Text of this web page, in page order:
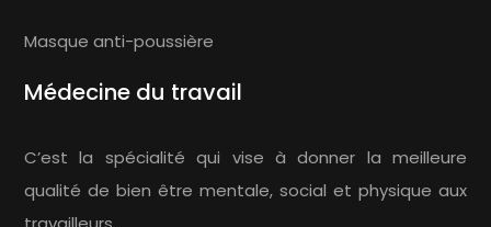
Masque anti-poussière
Médecine du travail
C’est la spécialité qui vise à donner la meilleure
qualité de bien être mentale, social et physique aux